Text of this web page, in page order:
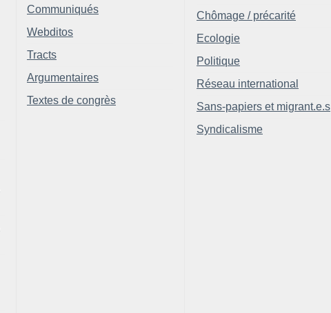
Communiqués
Webditos
Tracts
Argumentaires
Textes de congrès
Chômage / précarité
Ecologie
Politique
Réseau international
Sans-papiers et migrant.e.s
Syndicalisme